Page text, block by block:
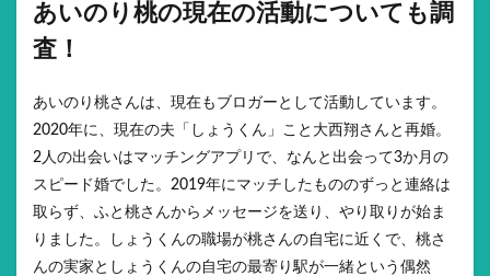
あいのり桃の現在の活動についても調
査！
あいのり桃さんは、現在もブロガーとして活動しています。
2020年に、現在の夫「しょうくん」こと大西翔さんと再婚。
2人の出会いはマッチングアプリで、なんと出会って3か月の
スピード婚でした。2019年にマッチしたもののずっと連絡は
取らず、ふと桃さんからメッセージを送り、やり取りが始ま
りました。しょうくんの職場が桃さんの自宅に近くで、桃さ
んの実家としょうくんの自宅の最寄り駅が一緒という偶然